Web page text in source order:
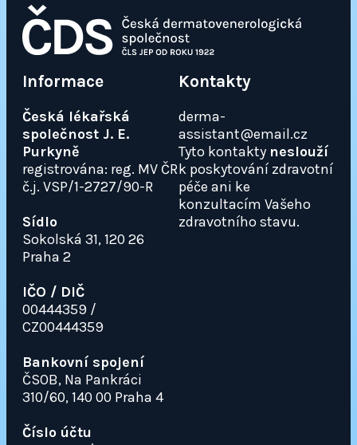
Informace
Česká lékařská
společnost J. E.
Purkyně
registrována: reg. MV ČR
č.j. VSP/1-2727/90-R
Sídlo
Sokolská 31, 120 26
Praha 2
IČO / DIČ
00444359 /
CZ00444359
Bankovní spojení
ČSOB, Na Pankráci
310/60, 140 00 Praha 4
Číslo účtu
Kontakty
derma-
assistant@email.cz
Tyto kontakty neslouží
k poskytování zdravotní
péče ani ke
konzultacím Vašeho
zdravotního stavu.